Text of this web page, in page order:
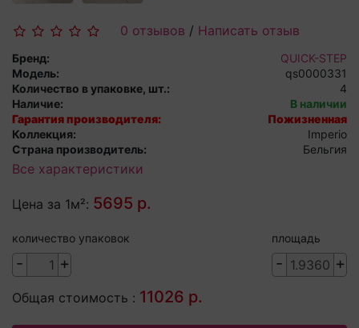
0 отзывов / Написать отзыв
Бренд:
QUICK-STEP
Модель:
qs0000331
Количество в упаковке, шт.:
4
Наличие:
В наличии
Гарантия производителя:
Пожизненная
Коллекция:
Imperio
Страна производитель:
Бельгия
Все характеристики
Цена за 1м²: 5695 р.
количество упаковок
- +
площадь
- +
Общая стоимость : 11026 р.